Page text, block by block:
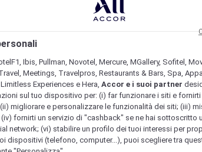
Ibis, Pullman, Novotel, Mercure, MGallery, Sofitel,
Meetings, Travelpros, Restaurants & Bars, Spa,
Experiences e Hera, Accor e i suoi partner
sul tuo dispositivo per: (i) far funzionare i siti e
migliorare e personalizzare le funzionalità dei siti; (iii)
fornirti un servizio di "cashback" se ne hai sottoscritto
network; (vi) stabilire un profilo dei tuoi interessi per
dispositivi (telefono, computer...), puoi scegliere tra